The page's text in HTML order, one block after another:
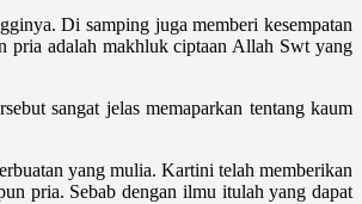
Di samping juga memberi kesempatan
pria adalah makhluk ciptaan Allah Swt yang
sangat jelas memaparkan tentang kaum
yang mulia. Kartini telah memberikan
pria. Sebab dengan ilmu itulah yang dapat